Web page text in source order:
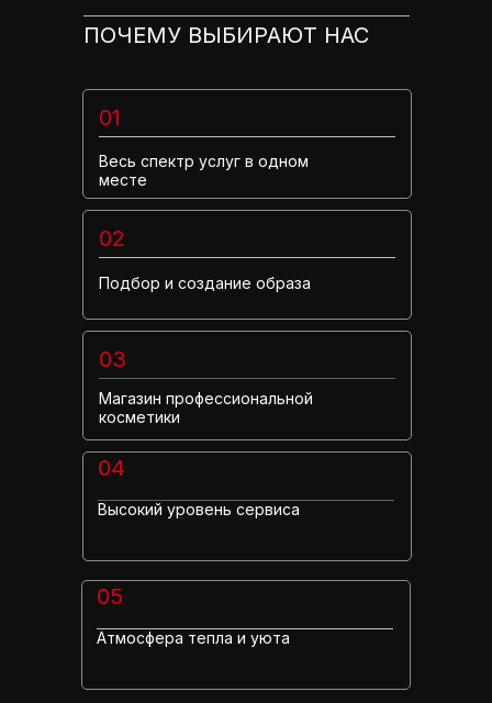
Весь спектр услуг в одном
месте
01
02
Подбор и создание образа
03
Магазин профессиональной
косметики
05
Атмосфера тепла и уюта
04
Высокий уровень сервиса
ПОЧЕМУ ВЫБИРАЮТ НАС